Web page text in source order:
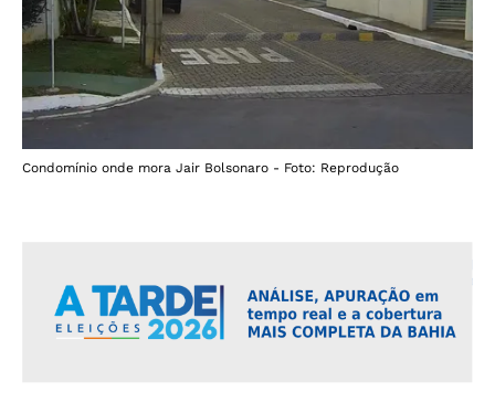
Condomínio onde mora Jair Bolsonaro - Foto: Reprodução